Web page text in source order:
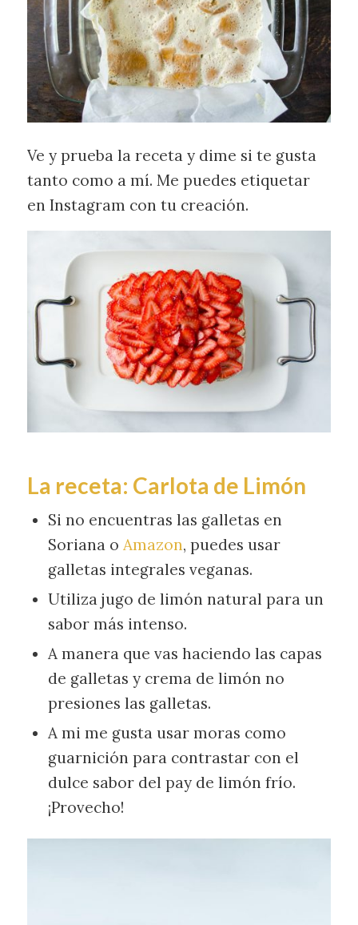
Ve y prueba la receta y dime si te gusta
tanto como a mí. Me puedes etiquetar
en Instagram con tu creación.
La receta: Carlota de Limón
Si no encuentras las galletas en
Soriana o Amazon, puedes usar
galletas integrales veganas.
Utiliza jugo de limón natural para un
sabor más intenso.
A manera que vas haciendo las capas
de galletas y crema de limón no
presiones las galletas.
A mi me gusta usar moras como
guarnición para contrastar con el
dulce sabor del pay de limón frío.
¡Provecho!